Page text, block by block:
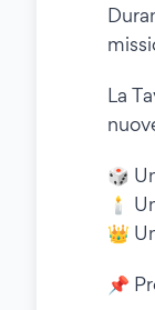
La
🎲
🕯️
👑
📌